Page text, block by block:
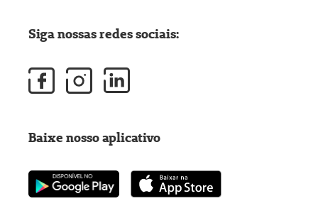
Siga nossas redes sociais:
Baixe nosso aplicativo